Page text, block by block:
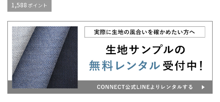
1,588 ポイント